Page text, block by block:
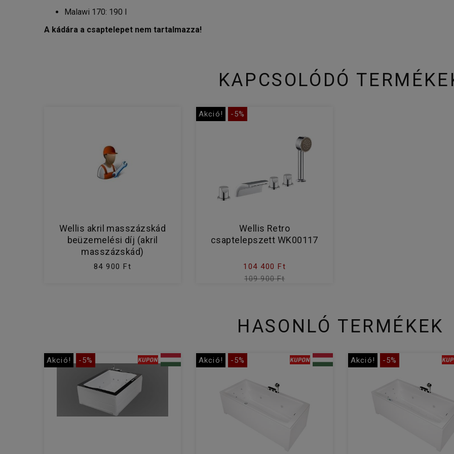
Malawi 170: 190 l
A kádára a csaptelepet nem tartalmazza!
KAPCSOLÓDÓ
Wellis akril masszázskád
beüzemelési díj (akril
masszázskád)
84 900 Ft
Akció! -5%
Wellis Retro
csaptelepszett WK00117
104 400 Ft
109 900 Ft
HASONLÓ TERMÉKEK
Akció! -5% Akció! -5% Akció! -5%